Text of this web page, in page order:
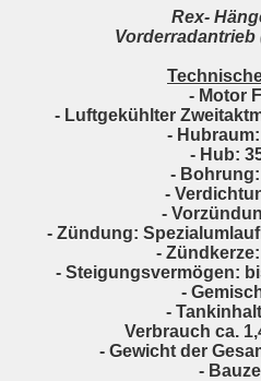
Rex-
- Motor
- Luftgekühlter
-
- Hub:
-
-
-
- Zündung:
- Zündkerze:
- Steigungsvermögen:
-
-
Verbrauch ca.
- Gewicht der
-